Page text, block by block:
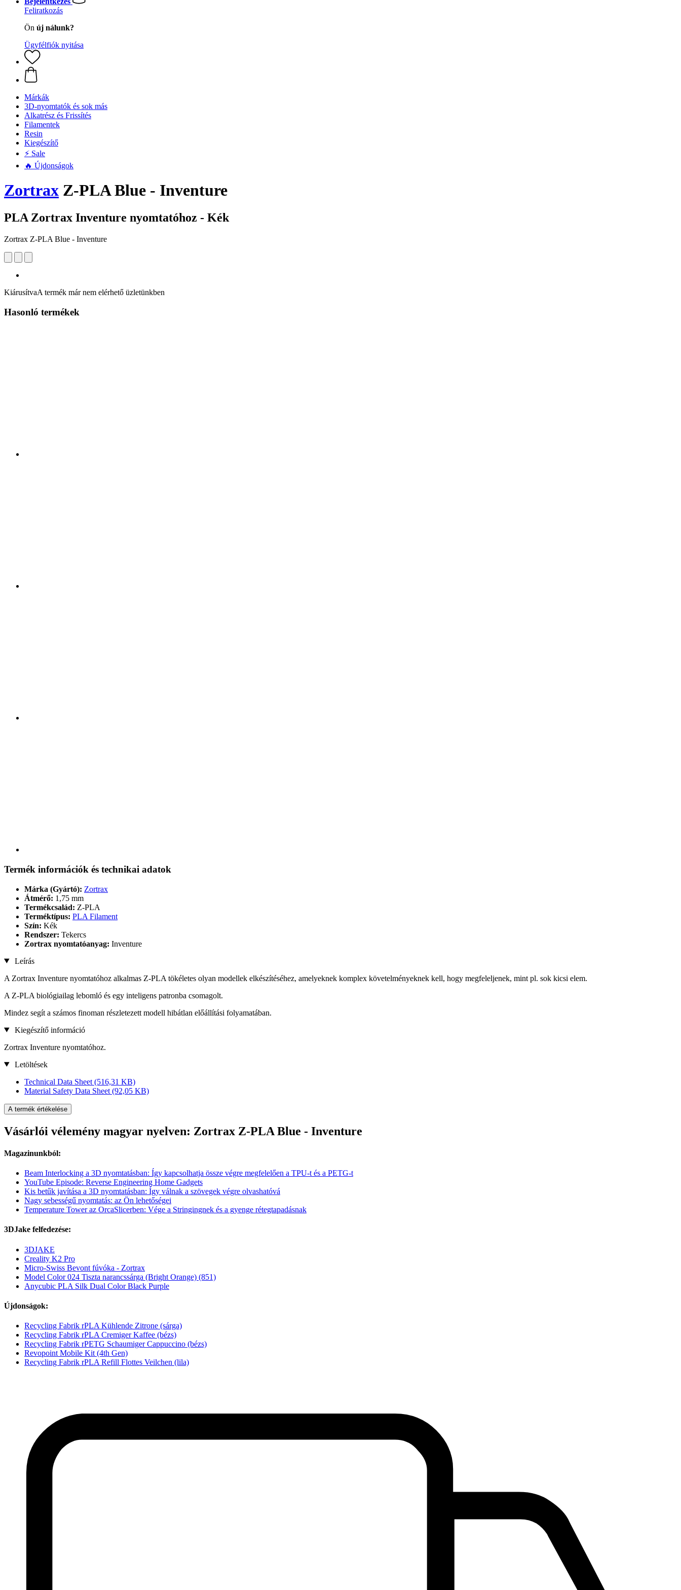
Feliratkozás
Ön új nálunk?
Ügyfélfiók nyitása
Márkák
3D-nyomtatók és sok más
Alkatrész és Frissítés
Filamentek
Resin
Kiegészítő
⚡ Sale
🔥 Újdonságok
Zortrax Z-PLA Blue - Inventure
PLA Zortrax Inventure nyomtatóhoz - Kék
Zortrax Z-PLA Blue - Inventure
KiárusítvaA termék már nem elérhető üzletünkben
Hasonló termékek
Termék információk és technikai adatok
Márka (Gyártó): Zortrax
Átmérő: 1,75 mm
Termékcsalád: Z-PLA
Terméktípus: PLA Filament
Szín: Kék
Rendszer: Tekercs
Zortrax nyomtatóanyag: Inventure
Leírás
A Zortrax Inventure nyomtatóhoz alkalmas Z-PLA tökéletes olyan modellek elkészítéséhez, amelyeknek komplex követelményeknek kell, hogy megfeleljenek, mint pl. sok kicsi elem.
A Z-PLA biológiailag lebomló és egy inteligens patronba csomagolt.
Mindez segít a számos finoman részletezett modell hibátlan előállítási folyamatában.
Kiegészítő információ
Zortrax Inventure nyomtatóhoz.
Letöltések
Technical Data Sheet (516,31 KB)
Material Safety Data Sheet (92,05 KB)
A termék értékelése
Vásárlói vélemény magyar nyelven: Zortrax Z-PLA Blue - Inventure
Magazinunkból:
Beam Interlocking a 3D nyomtatásban: Így kapcsolhatja össze végre megfelelően a TPU-t és a PETG-t
YouTube Episode: Reverse Engineering Home Gadgets
Kis betűk javítása a 3D nyomtatásban: Így válnak a szövegek végre olvashatóvá
Nagy sebességű nyomtatás: az Ön lehetőségei
Temperature Tower az OrcaSlicerben: Vége a Stringingnek és a gyenge rétegtapadásnak
3DJake felfedezése:
3DJAKE
Creality K2 Pro
Micro-Swiss Bevont fúvóka - Zortrax
Model Color 024 Tiszta narancssárga (Bright Orange) (851)
Anycubic PLA Silk Dual Color Black Purple
Újdonságok:
Recycling Fabrik rPLA Kühlende Zitrone (sárga)
Recycling Fabrik rPLA Cremiger Kaffee (bézs)
Recycling Fabrik rPETG Schaumiger Cappuccino (bézs)
Revopoint Mobile Kit (4th Gen)
Recycling Fabrik rPLA Refill Flottes Veilchen (lila)